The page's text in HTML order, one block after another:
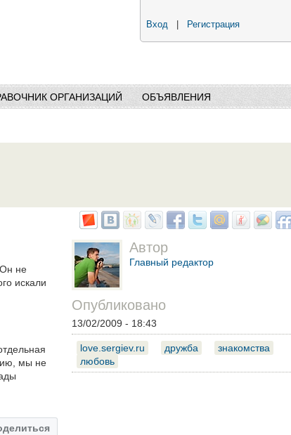
Вход Регистрация
ОРГАНИЗАЦИЙ ОБЪЯВЛЕНИЯ
не
искали
мы не
Автор
Главный редактор
Опубликовано
13/02/2009 - 18:43
love.sergiev.ru дружба
знакомства
любовь